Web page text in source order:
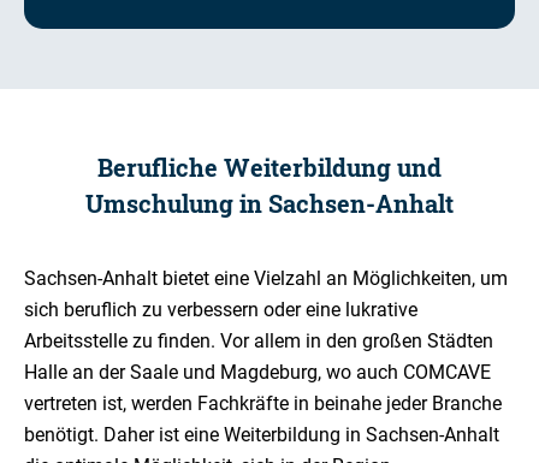
Berufliche Weiterbildung und
Umschulung in Sachsen-Anhalt
Sachsen-Anhalt bietet eine Vielzahl an Möglichkeiten, um
sich beruflich zu verbessern oder eine lukrative
Arbeitsstelle zu finden. Vor allem in den großen Städten
Halle an der Saale und Magdeburg, wo auch COMCAVE
vertreten ist, werden Fachkräfte in beinahe jeder Branche
benötigt. Daher ist eine Weiterbildung in Sachsen-Anhalt